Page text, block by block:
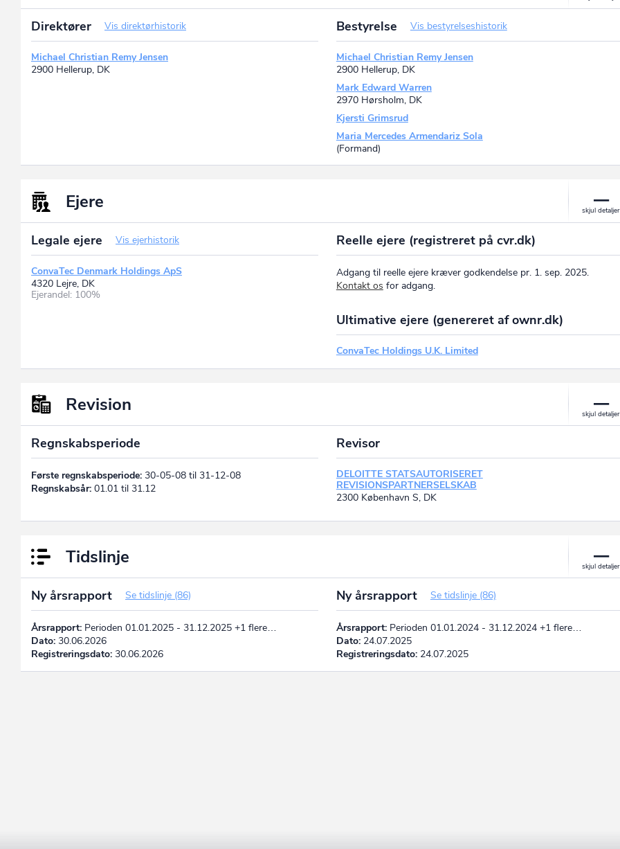
Direktører Vis direktørhistorik
Michael Christian Remy Jensen
2900 Hellerup, DK
Bestyrelse Vis bestyrelseshistorik
Michael Christian Remy Jensen
2900 Hellerup, DK
Mark Edward Warren
2970 Hørsholm, DK
Kjersti Grimsrud
Maria Mercedes Armendariz Sola
(Formand)
Ejere
Legale ejere Vis ejerhistorik
ConvaTec Denmark Holdings ApS
4320 Lejre, DK
Ejerandel: 100%
Reelle ejere (registreret på cvr.dk)
Adgang til reelle ejere kræver godkendelse pr. 1. sep. 2025.
Kontakt os for adgang.
Ultimative ejere (genereret af ownr.dk)
ConvaTec Holdings U.K. Limited
Revision
Regnskabsperiode
Første regnskabsperiode: 30-05-08 til 31-12-08
Regnskabsår: 01.01 til 31.12
Revisor
DELOITTE STATSAUTORISERET
REVISIONSPARTNERSELSKAB
2300 København S, DK
Tidslinje
Ny årsrapport Se tidslinje (86)
Årsrapport: Perioden 01.01.2025 - 31.12.2025 +1 flere…
Dato: 30.06.2026
Registreringsdato: 30.06.2026
Ny årsrapport Se tidslinje (86)
Årsrapport:Perioden 01.01.2024 - 31.12.2024 +1 flere…
Dato:24.07.2025
Registreringsdato:24.07.2025